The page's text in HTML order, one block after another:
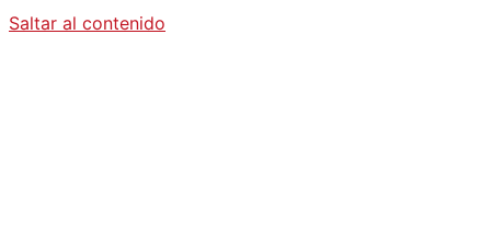
Saltar al contenido